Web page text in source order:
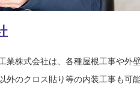
業株式会社は、各種屋根工事や外
外のクロス貼り等の内装工事も可